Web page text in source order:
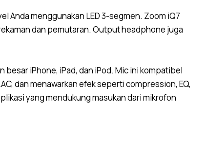
Anda menggunakan LED 3-segmen. Zoom iQ7
dan pemutaran. Output headphone juga
iPhone, iPad, dan iPod. Mic ini kompatibel
dan menawarkan efek seperti compression, EQ,
yang mendukung masukan dari mikrofon